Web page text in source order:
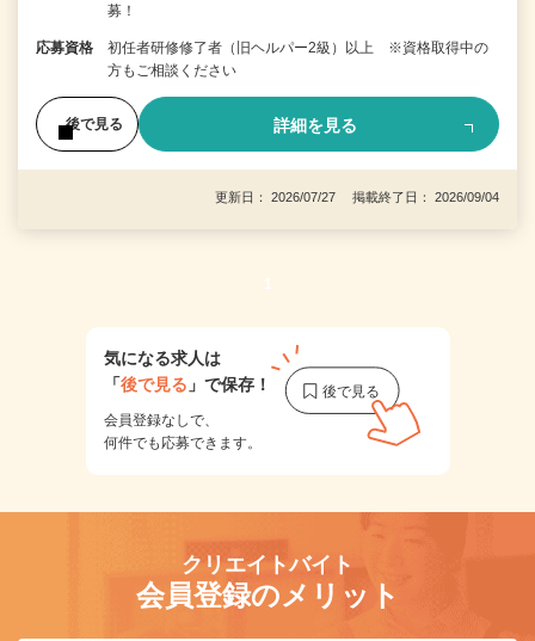
募！
応募資格
初任者研修修了者（旧ヘルパー2級）以上 ※資格取得中の
方もご相談ください
後で見る 詳細を見る
更新日： 2026/07/27 掲載終了日： 2026/09/04
1
気になる求人は
「後で見る 」で保存！
会員登録なしで、
何件でも応募できます。
クリエイトバイト
会員登録のメリット